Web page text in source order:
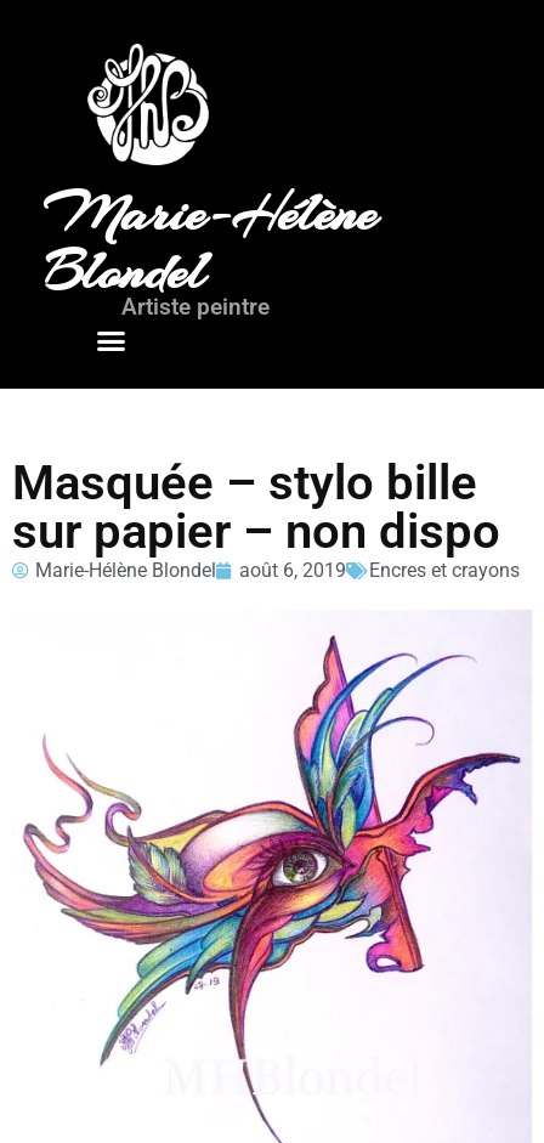
Marie-Hélène
Blondel
Artiste peintre
Masquée – stylo bille
sur papier – non dispo
Marie-Hélène Blondel août 6, 2019 Encres et crayons